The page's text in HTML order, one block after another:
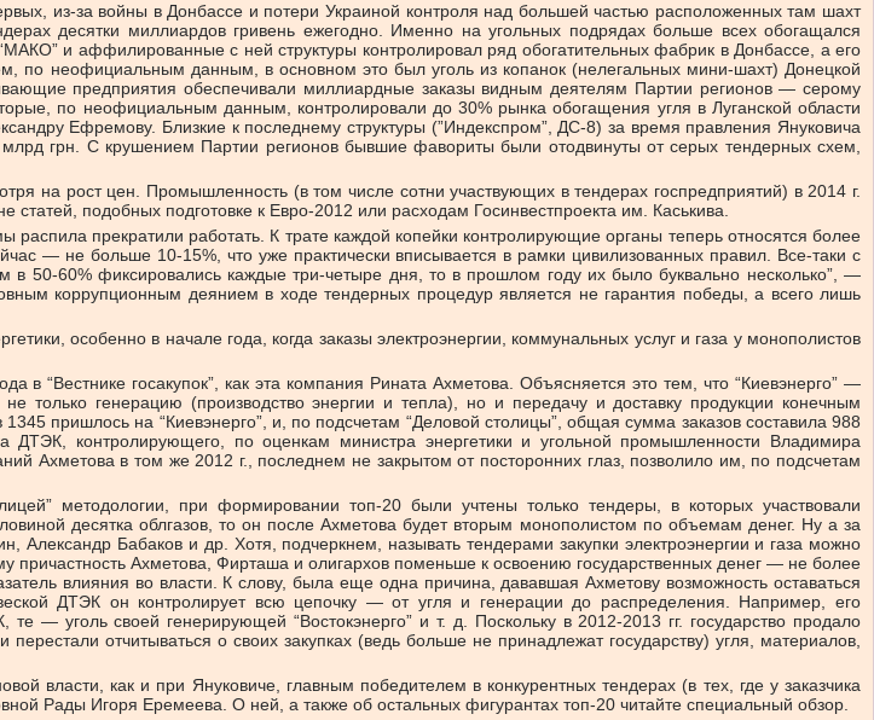
из-за войны в Донбассе и потери Украиной контроля над большей частью расположенных там шахт
десятки миллиардов гривень ежегодно. Именно на угольных подрядах больше всех обогащался
и аффилированные с ней структуры контролировал ряд обогатительных фабрик в Донбассе, а его
по неофициальным данным, в основном это был уголь из копанок (нелегальных мини-шахт) Донецкой
предприятия обеспечивали миллиардные заказы видным деятелям Партии регионов — серому
по неофициальным данным, контролировали до 30% рынка обогащения угля в Луганской области
Ефремову. Близкие к последнему структуры (”Индекспром”, ДС-8) за время правления Януковича
грн. С крушением Партии регионов бывшие фавориты были отодвинуты от серых тендерных схем,
на рост цен. Промышленность (в том числе сотни участвующих в тендерах госпредприятий) в 2014 г.
подобных подготовке к Евро-2012 или расходам Госинвестпроекта им. Каськива.
прекратили работать. К трате каждой копейки контролирующие органы теперь относятся более
— не больше 10-15%, что уже практически вписывается в рамки цивилизованных правил. Все-таки с
50-60% фиксировались каждые три-четыре дня, то в прошлом году их было буквально несколько”, —
коррупционным деянием в ходе тендерных процедур является не гарантия победы, а всего лишь
особенно в начале года, когда заказы электроэнергии, коммунальных услуг и газа у монополистов
“Вестнике госакупок”, как эта компания Рината Ахметова. Объясняется это тем, что “Киевэнерго” —
только генерацию (производство энергии и тепла), но и передачу и доставку продукции конечным
пришлось на “Киевэнерго”, и, по подсчетам “Деловой столицы”, общая сумма заказов составила 988
ДТЭК, контролирующего, по оценкам министра энергетики и угольной промышленности Владимира
Ахметова в том же 2012 г., последнем не закрытом от посторонних глаз, позволило им, по подсчетам
методологии, при формировании топ-20 были учтены только тендеры, в которых участвовали
десятка облгазов, то он после Ахметова будет вторым монополистом по объемам денег. Ну а за
Александр Бабаков и др. Хотя, подчеркнем, называть тендерами закупки электроэнергии и газа можно
причастность Ахметова, Фирташа и олигархов поменьше к освоению государственных денег — не более
влияния во власти. К слову, была еще одна причина, дававшая Ахметову возможность оставаться
ДТЭК он контролирует всю цепочку — от угля и генерации до распределения. Например, его
— уголь своей генерирующей “Востокэнерго” и т. д. Поскольку в 2012-2013 гг. государство продало
отчитываться о своих закупках (ведь больше не принадлежат государству) угля, материалов,
власти, как и при Януковиче, главным победителем в конкурентных тендерах (в тех, где у заказчика
Рады Игоря Еремеева. О ней, а также об остальных фигурантах топ-20 читайте специальный обзор.